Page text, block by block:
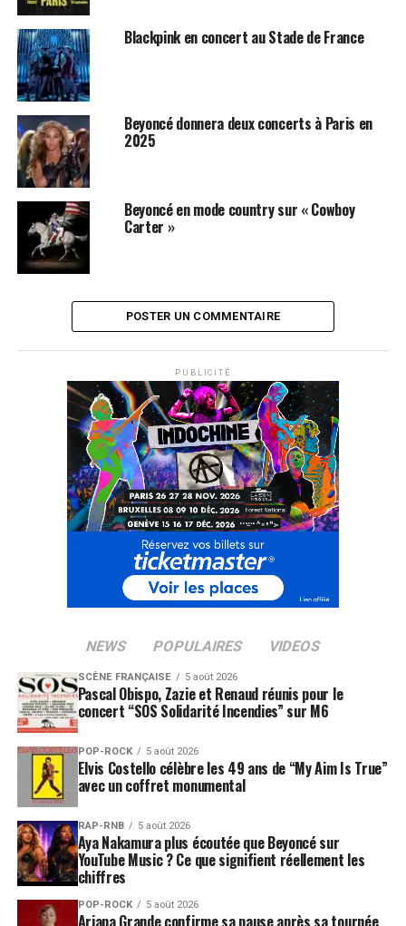
BEYONCÉ
Blackpink en concert au Stade de France
Beyoncé donnera deux concerts à Paris en
2025
Beyoncé en mode country sur « Cowboy
Carter »
POSTER UN COMMENTAIRE
PUBLICITÉ
NEWS POPULAIRES VIDEOS
SCÈNE FRANÇAISE 5 août 2026
Pascal Obispo, Zazie et Renaud réunis pour le
concert “SOS Solidarité Incendies” sur M6
POP-ROCK 5 août 2026
Elvis Costello célèbre les 49 ans de “My Aim Is True”
avec un coffret monumental
RAP-RNB 5 août 2026
Aya Nakamura plus écoutée que Beyoncé sur
YouTube Music ? Ce que signifient réellement les
chiffres
POP-ROCK 5 août 2026
Ariana Grande confirme sa pause après sa tournée